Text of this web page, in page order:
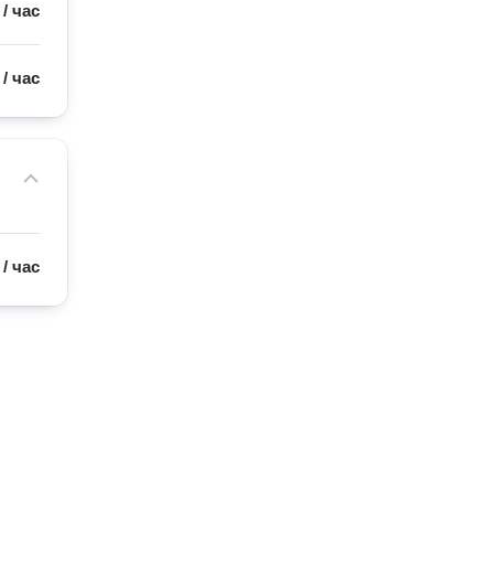
/час
/час
/час